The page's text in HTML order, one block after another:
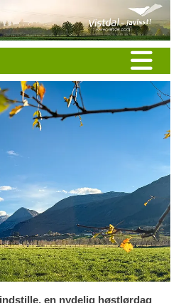
en nydelig høstlørdag